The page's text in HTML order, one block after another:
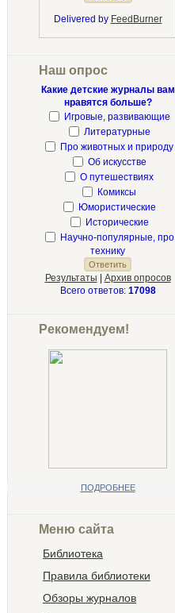
Delivered by FeedBurner
Наш опрос
Какие детские журналы вам
нравятся больше?
Игровые, развивающие
Литературные
Про животных и природу
Об искусстве
О путешествиях
Комиксы
Юмористические
Исторические
Научно-популярные, про
технику
Результаты
Архив опросов
Всего ответов: 17098
Рекомендуем!
ПОДРОБНЕЕ
Меню сайта
Библиотека
Правила библиотеки
Обзоры журналов